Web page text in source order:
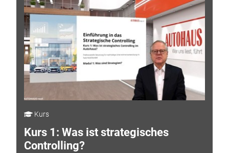
Kurs
Kurs 1: Was ist strategisches
Controlling?